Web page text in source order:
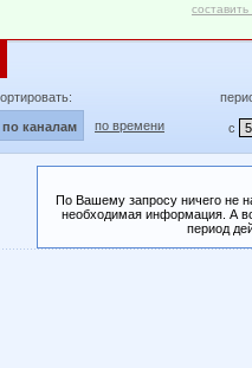
по каналам по времени с
По Вашему запросу ничего не
необходимая информация. А
период